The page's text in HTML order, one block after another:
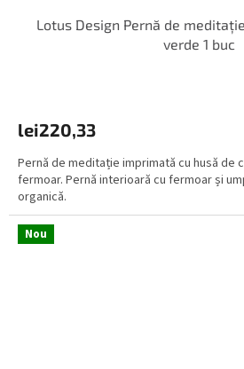
Lotus Design Pernă de
verde 1 buc
lei220,33
Pernă de meditație imprimată cu husă de
fermoar. Pernă interioară cu fermoar și
organică.
Nou